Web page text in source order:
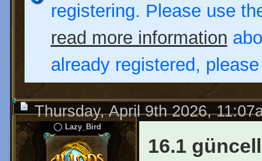
registering. Please use
read more information
already registered,
Thursday, April 9th 2026,
Lazy_Bird
16.1